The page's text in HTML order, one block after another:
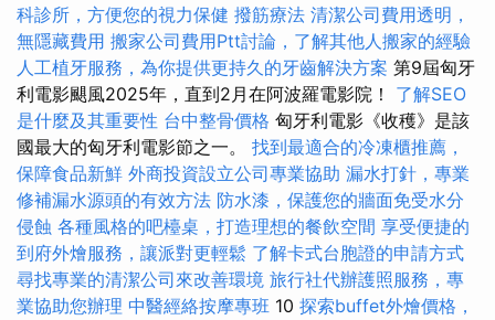
科診所，方便您的視力保健 撥筋療法 清潔公司費用透明，
無隱藏費用 搬家公司費用Ptt討論，了解其他人搬家的經驗
人工植牙服務，為你提供更持久的牙齒解決方案 第9屆匈牙
利電影颶風2025年，直到2月在阿波羅電影院！ 了解SEO
是什麼及其重要性 台中整骨價格 匈牙利電影《收穫》是該
國最大的匈牙利電影節之一。 找到最適合的冷凍櫃推薦，
保障食品新鮮 外商投資設立公司專業協助 漏水打針，專業
修補漏水源頭的有效方法 防水漆，保護您的牆面免受水分
侵蝕 各種風格的吧檯桌，打造理想的餐飲空間 享受便捷的
到府外燴服務，讓派對更輕鬆 了解卡式台胞證的申請方式
尋找專業的清潔公司來改善環境 旅行社代辦護照服務，專
業協助您辦理 中醫經絡按摩專班 10 探索buffet外燴價格，